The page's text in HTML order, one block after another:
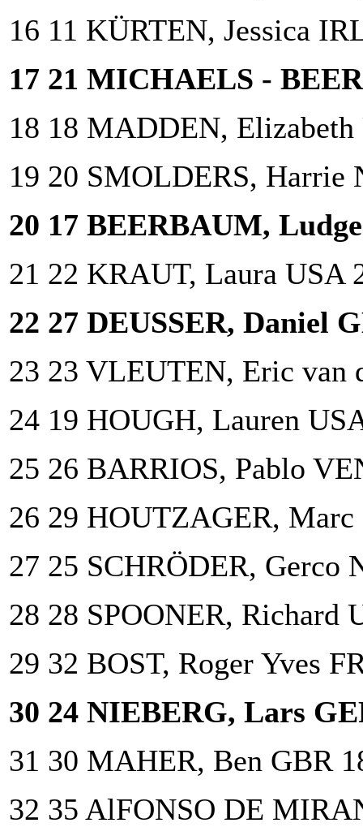
16 11 KÜRTEN, Jessica
17 21 MICHAELS -
18 18 MADDEN, Elizabeth
19 20 SMOLDERS, Harrie
20 17 BEERBAUM,
21 22 KRAUT, Laura USA
22 27 DEUSSER, Daniel
23 23 VLEUTEN, Eric van
24 19 HOUGH, Lauren
25 26 BARRIOS, Pablo
26 29 HOUTZAGER, Marc
27 25 SCHRÖDER, Gerco
28 28 SPOONER, Richard
29 32 BOST, Roger Yves
30 24 NIEBERG, Lars
31 30 MAHER, Ben GBR
32 35 AlFONSO DE